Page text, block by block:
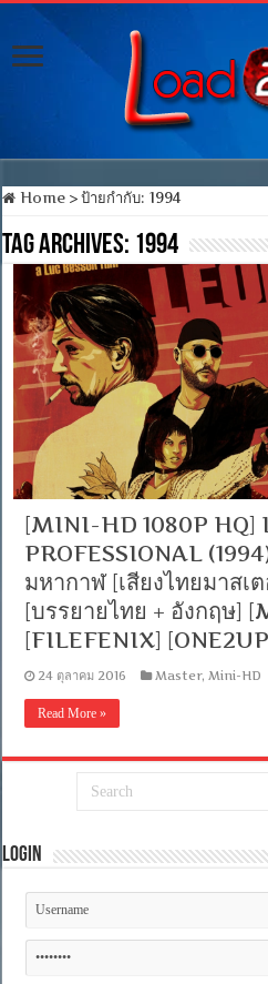
Home > ป้ายกำกับ:1994
Tag Archives: 1994
[MINI-HD 1080P HQ]
PROFESSIONAL
มหากาฬ [เสียงไทยมาสเ
[บรรยายไทย + อังกฤษ]
[FILEFENIX]
24 ตุลาคม 2016 Master, Mini-HD
Read More »
Login